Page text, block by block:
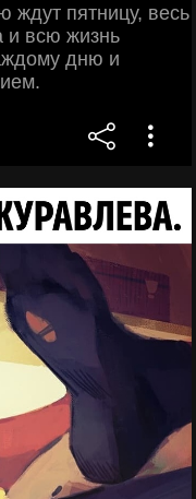
пятницу, весь
и всю жизнь
дню и